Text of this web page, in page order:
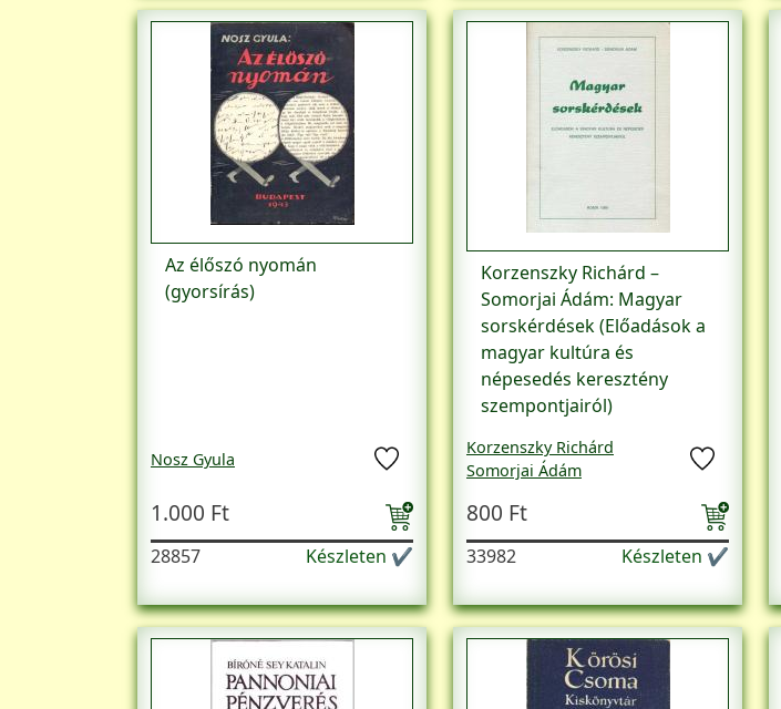
Az élőszó nyomán
(gyorsírás)
Nosz Gyula
1.000 Ft
28857 Készleten ✔
Korzenszky Richárd –
Somorjai Ádám: Magyar
sorskérdések (Előadások a
magyar kultúra és
népesedés keresztény
szempontjairól)
Korzenszky Richárd
Somorjai Ádám
800 Ft
33982 Készleten ✔